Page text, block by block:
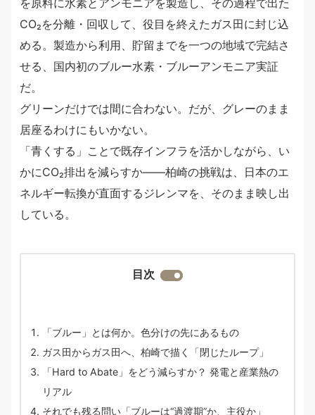
を原料に水素とアンモニアを製造し、その過程で出た
CO₂を分離・回収して、役目を終えたガス田に封じ込
める。製造から利用、貯留までを一つの地域で完結さ
せる、国内初のブルー水素・ブルーアンモニア実証
だ。
グリーンだけでは間に合わない。だが、グレーのまま
居座るわけにもいかない。
「青くする」ことで既存インフラを活かしながら、い
かにCO₂排出を減らすか——柏崎の挑戦は、日本のエ
ネルギー転換が直面するジレンマを、そのまま映し出
している。
目次
「ブルー」とは何か。色分けの先にあるもの
ガス田からガス田へ、柏崎で描く「閉じたループ」
「Hard to Abate」をどう減らすか？ 発電と産業熱の
リアル
それでも残る問い「ブルーは“過渡期”か、主役か」